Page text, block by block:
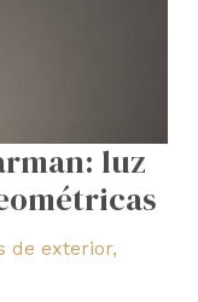
luz
de exterior,